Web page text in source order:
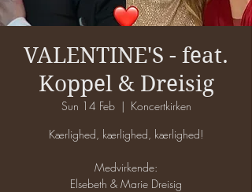
VALENTINE'S - feat.
Koppel & Dreisig
Sun 14 Feb
  |
Koncertkirken
Kærlighed, kærlighed, kærlighed!
Medvirkende:
Elsebeth & Marie Dreisig